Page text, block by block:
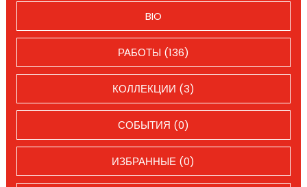
BIO
РАБОТЫ (136)
КОЛЛЕКЦИИ (3)
СОБЫТИЯ (0)
ИЗБРАННЫЕ (0)